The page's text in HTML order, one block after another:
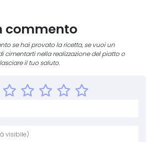
commento
se hai provato la ricetta, se vuoi un
cimentarti nella realizzazione del piatto o
il tuo saluto.